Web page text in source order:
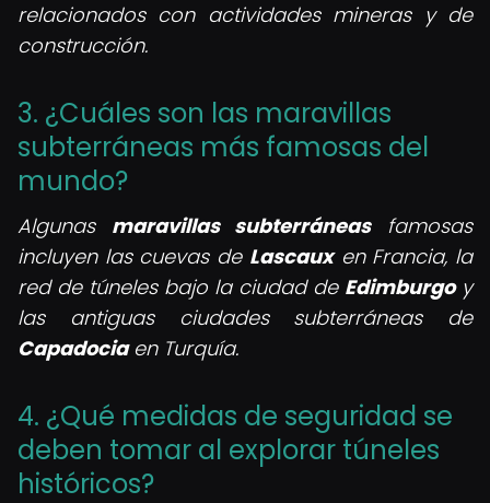
relacionados con actividades mineras y de
construcción.
3. ¿Cuáles son las maravillas
subterráneas más famosas del
mundo?
Algunas maravillas subterráneasfamosas
incluyen las cuevas de Lascauxen Francia, la
red de túneles bajo la ciudad de Edimburgoy
las antiguas ciudades subterráneas de
Capadociaen Turquía.
4. ¿Qué medidas de seguridad se
deben tomar al explorar túneles
históricos?